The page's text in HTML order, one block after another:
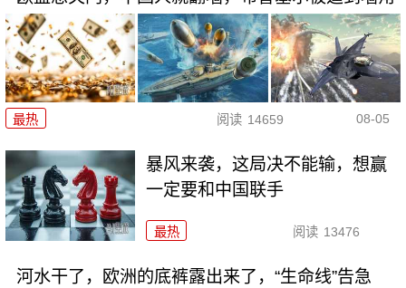
最热 阅读 14659 08-05
暴风来袭，这局决不能输，想赢
一定要和中国联手
最热 阅读 13476
河水干了，欧洲的底裤露出来了，“生命线”告急